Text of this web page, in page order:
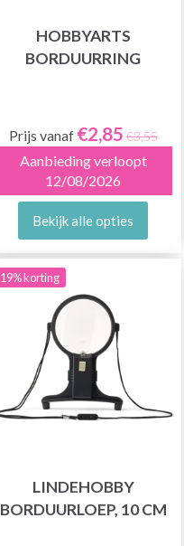
HOBBYARTS
BORDUURRING
Prijs vanaf €2,85 €3,55
Aanbieding verloopt
12/08/2026
Bekijk alle opties
19% korting
LINDEHOBBY
BORDUURLOEP, 10 CM